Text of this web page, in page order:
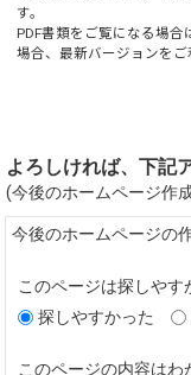
す。
PDF書類をご覧になる場合
場合、最新バージョンをご